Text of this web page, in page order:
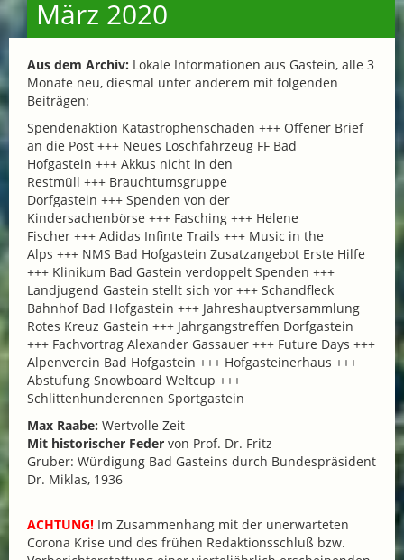
März 2020
Aus dem Archiv: Lokale Informationen aus Gastein, alle 3
Monate neu, diesmal unter anderem mit folgenden
Beiträgen:
Spendenaktion Katastrophenschäden +++ Offener Brief
an die Post +++ Neues Löschfahrzeug FF Bad
Hofgastein +++ Akkus nicht in den
Restmüll +++ Brauchtumsgruppe
Dorfgastein +++ Spenden von der
Kindersachenbörse +++ Fasching +++ Helene
Fischer +++ Adidas Infinte Trails +++ Music in the
Alps +++ NMS Bad Hofgastein Zusatzangebot Erste Hilfe
+++ Klinikum Bad Gastein verdoppelt Spenden +++
Landjugend Gastein stellt sich vor +++ Schandfleck
Bahnhof Bad Hofgastein +++ Jahreshauptversammlung
Rotes Kreuz Gastein +++ Jahrgangstreffen Dorfgastein
+++ Fachvortrag Alexander Gassauer +++ Future Days +++
Alpenverein Bad Hofgastein +++ Hofgasteinerhaus +++
Abstufung Snowboard Weltcup +++
Schlittenhunderennen Sportgastein
Max Raabe: Wertvolle Zeit
Mit historischer Feder von Prof. Dr. Fritz
Gruber: Würdigung Bad Gasteins durch Bundespräsident
Dr. Miklas, 1936
ACHTUNG! Im Zusammenhang mit der unerwarteten
Corona Krise und des frühen Redaktionsschluß bzw.